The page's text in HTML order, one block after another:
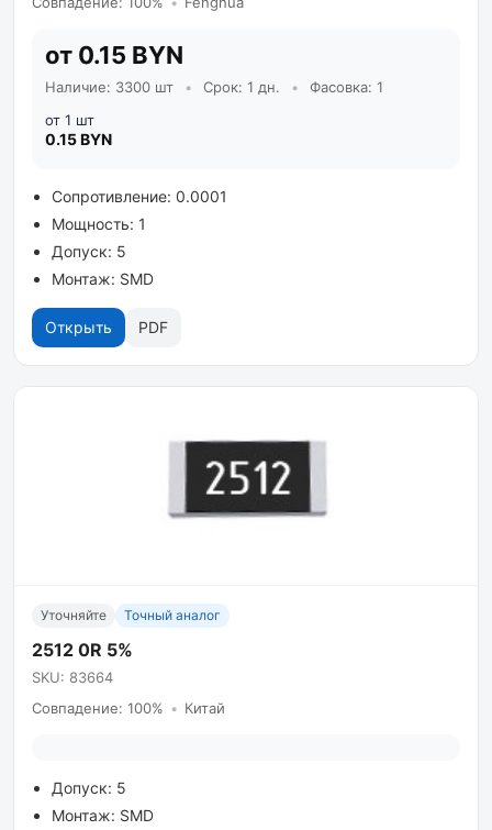
от 0.15 BYN
Наличие: 3300 шт • Срок: 1 дн. •
Фасовка: 1
от 1 шт
0.15 BYN
Сопротивление: 0.0001
Мощность: 1
Допуск: 5
Монтаж: SMD
Открыть PDF
Уточняйте Точный аналог
2512 0R 5%
SKU: 83664
Совпадение: 100% • Китай
Допуск: 5
Монтаж: SMD